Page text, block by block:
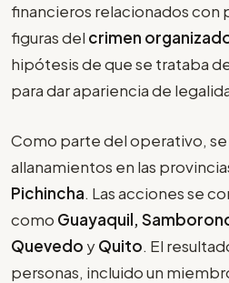
financieros relacionados con
figuras del crimen
hipótesis de que se trataba
para dar apariencia de
Como parte del operativo, se
allanamientos en las
Pichincha. Las acciones se
como Guayaquil,
Quevedo yQuito. El
personas, incluido un